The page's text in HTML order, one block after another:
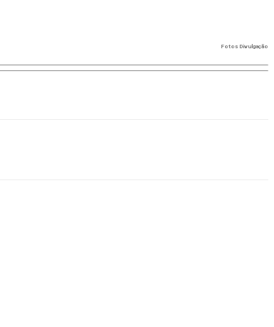
Fotos Divulgação